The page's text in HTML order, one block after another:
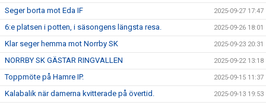
Seger borta mot Eda IF 2025-09-27 17:47
6:e platsen i potten, i säsongens längsta resa. 2025-09-26 18:01
Klar seger hemma mot Norrby SK 2025-09-23 20:31
NORRBY SK GÄSTAR RINGVALLEN 2025-09-22 13:18
Toppmöte på Hamre IP. 2025-09-15 11:37
Kalabalik när damerna kvitterade på övertid. 2025-09-13 19:53